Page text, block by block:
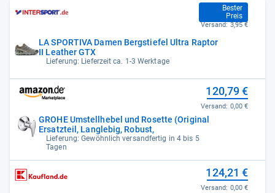
LA SPORTIVA Damen Bergstiefel Ultra Raptor
II Leather GTX
Lieferung: Lieferzeit ca. 1-3 Werktage
Bester
Preis
105,90 €
Versand: 3,95 €
GROHE Umstellhebel und Rosette (Original
Ersatzteil, Langlebig, Robust,
Lieferung: Gewöhnlich versandfertig in 4 bis 5
Tagen
120,79 €
Versand: 0,00 €
124,21 €
Versand: 0,00 €